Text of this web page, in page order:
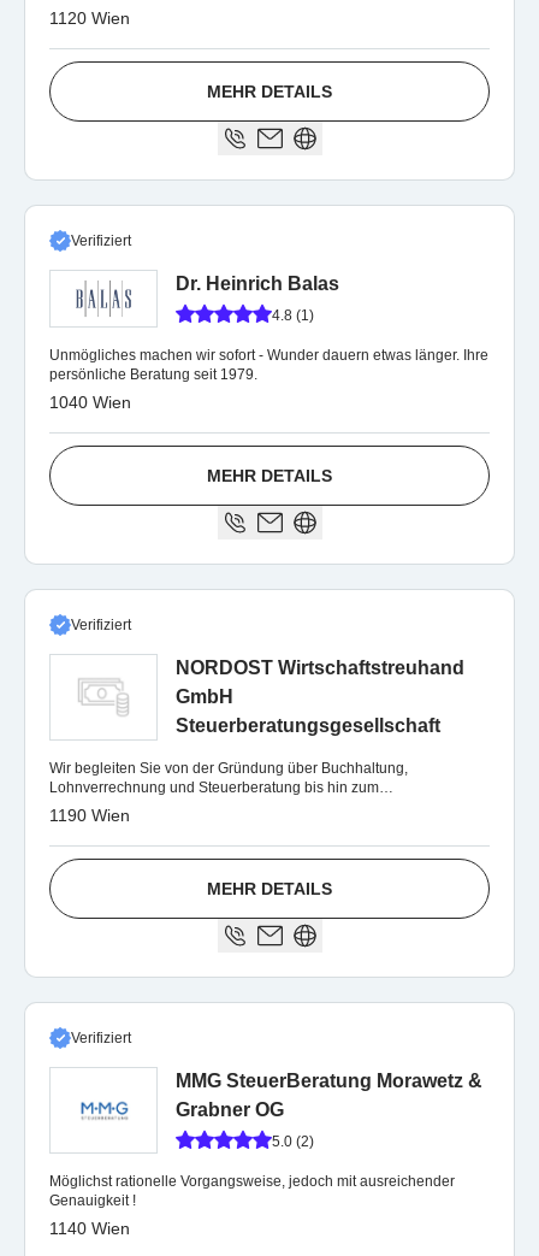
1120 Wien
MEHR DETAILS
Verifiziert
Dr. Heinrich Balas
4.8 (1)
Unmögliches machen wir sofort - Wunder dauern etwas länger. Ihre
persönliche Beratung seit 1979.
1040 Wien
MEHR DETAILS
Verifiziert
NORDOST Wirtschaftstreuhand
GmbH
Steuerberatungsgesellschaft
Wir begleiten Sie von der Gründung über Buchhaltung,
Lohnverrechnung und Steuerberatung bis hin zum
Jahresabschluss – kompetent und zuverlässig.
1190 Wien
MEHR DETAILS
Verifiziert
MMG SteuerBeratung Morawetz &
Grabner OG
5.0 (2)
Möglichst rationelle Vorgangsweise, jedoch mit ausreichender
Genauigkeit !
1140 Wien